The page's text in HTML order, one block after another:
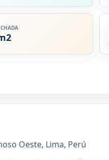
Oeste, Lima, Perú